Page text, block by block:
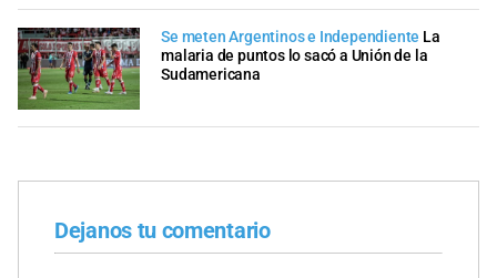
Se meten Argentinos e Independiente La
malaria de puntos lo sacó a Unión de la
Sudamericana
Dejanos tu comentario